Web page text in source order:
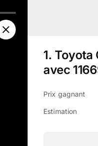
1. Toyota
avec
Prix gagnant
Estimation